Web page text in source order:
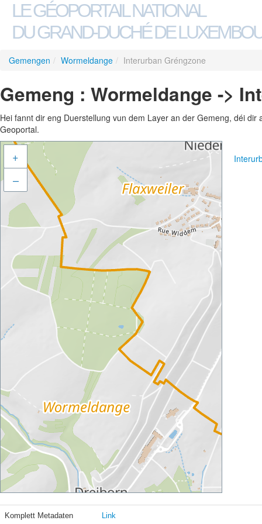
LE GÉOPORTAIL NATIONAL
DU GRAND-DUCHÉ DE
Gemengen / Wormeldange / Interurban Gréngzone
Gemeng : Wormeldange ->
Hei fannt dir eng Duerstellung vun dem Layer an der Gemeng, déi
Geoportal.
+
–
Komplett Metadaten Link